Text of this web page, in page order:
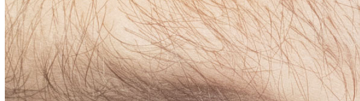
LIGAÇÕES FLEXÍVEIS